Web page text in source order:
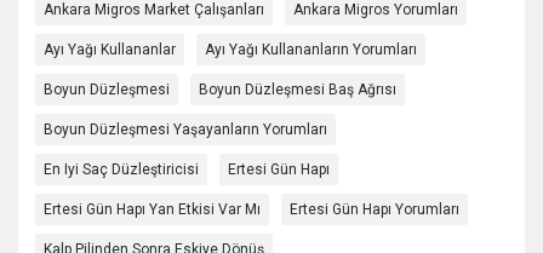
Ankara Migros Market Çalışanları Ankara Migros Yorumları
Ayı Yağı Kullananlar Ayı Yağı Kullananların Yorumları
Boyun Düzleşmesi Boyun Düzleşmesi Baş Ağrısı
Boyun Düzleşmesi Yaşayanların Yorumları
En Iyi Saç Düzleştiricisi Ertesi Gün Hapı
Ertesi Gün Hapı Yan Etkisi Var Mı Ertesi Gün Hapı Yorumları
Kalp Pilinden Sonra Eskiye Dönüş